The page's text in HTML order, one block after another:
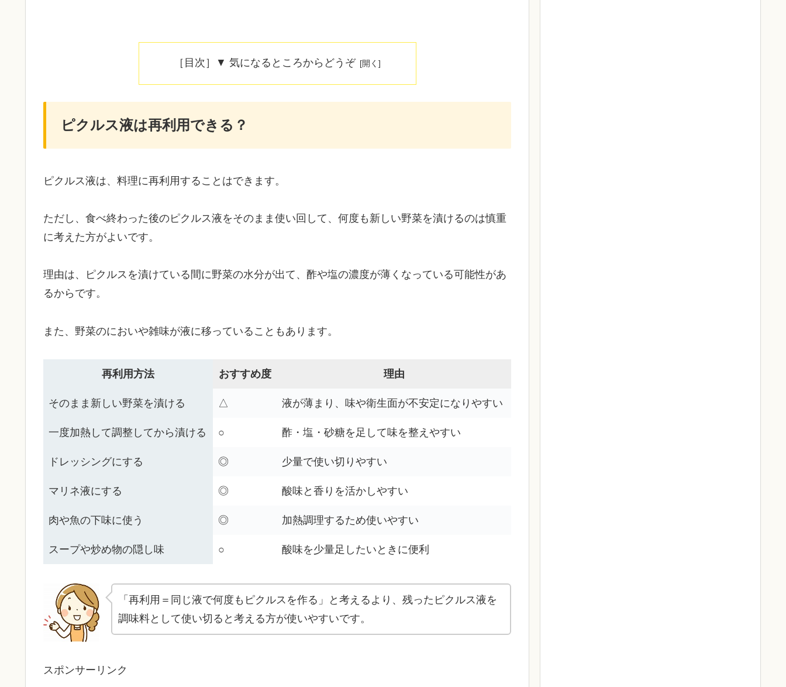
［目次］▼ 気になるところからどうぞ
ピクルス液は再利用できる？
ピクルス液は、料理に再利用することはできます。
ただし、食べ終わった後のピクルス液をそのまま使い回して、何度も新しい野菜を漬けるのは慎重
に考えた方がよいです。
理由は、ピクルスを漬けている間に野菜の水分が出て、酢や塩の濃度が薄くなっている可能性があ
るからです。
また、野菜のにおいや雑味が液に移っていることもあります。
再利用方法 おすすめ度 理由
そのまま新しい野菜を漬ける △ 液が薄まり、味や衛生面が不安定になりやすい
一度加熱して調整してから漬ける ○ 酢・塩・砂糖を足して味を整えやすい
ドレッシングにする ◎ 少量で使い切りやすい
マリネ液にする ◎ 酸味と香りを活かしやすい
肉や魚の下味に使う ◎ 加熱調理するため使いやすい
スープや炒め物の隠し味 ○ 酸味を少量足したいときに便利
「再利用＝同じ液で何度もピクルスを作る」と考えるより、残ったピクルス液を
調味料として使い切ると考える方が使いやすいです。
スポンサーリンク